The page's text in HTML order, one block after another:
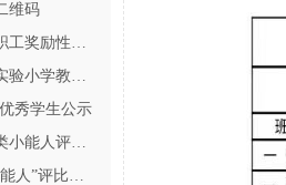
维码
南通开发区实验小学教职工奖励性绩…
南通市经济技术开发区实验小学教育…
秀学生公示
南通开发区实验小学各类小能人评选…
人”评比…